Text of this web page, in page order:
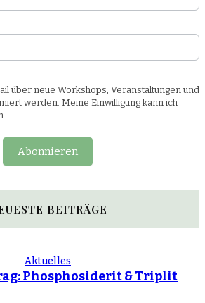
über neue Workshops, Veranstaltungen und
werden. Meine Einwilligung kann ich
Abonnieren
BEITRÄGE
Aktuelles
Phosphosiderit & Triplit